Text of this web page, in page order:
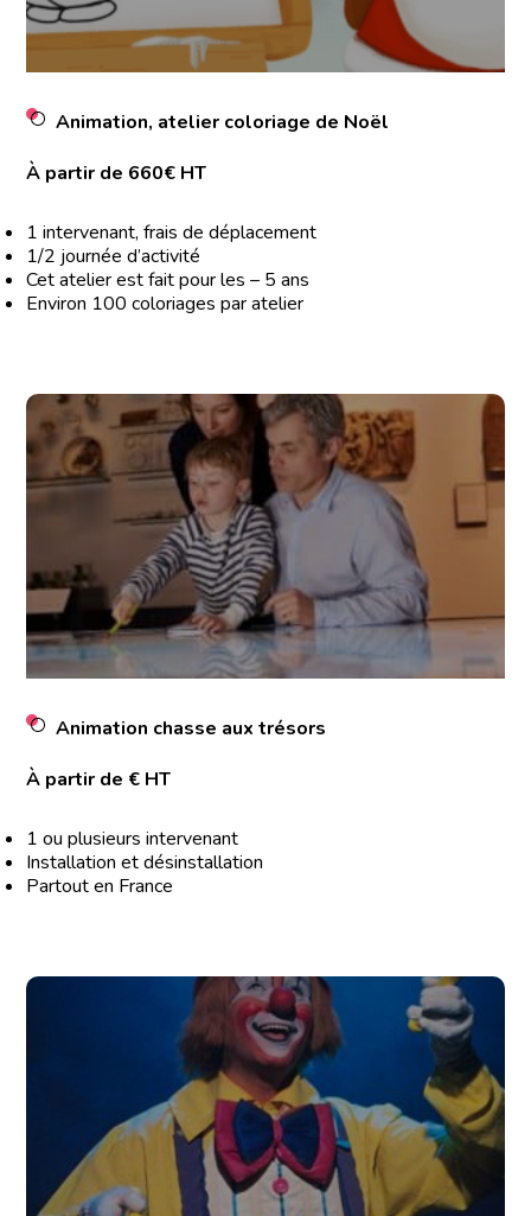
Animation, atelier coloriage de Noël
À partir de 660€ HT
1 intervenant, frais de déplacement
1/2 journée d’activité
Cet atelier est fait pour les – 5 ans
Environ 100 coloriages par atelier
Animation chasse aux trésors
À partir de € HT
1 ou plusieurs intervenant
Installation et désinstallation
Partout en France